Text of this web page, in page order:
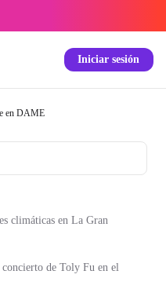
Iniciar sesión
en DAME
climáticas en La Gran
de Toly Fu en el